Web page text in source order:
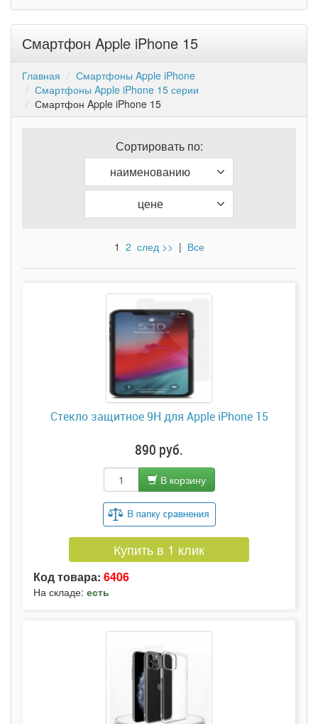
Смартфон Apple iPhone 15
Главная
Смартфоны Apple iPhone
Смартфоны Apple iPhone 15 серии
Смартфон Apple iPhone 15
Сортировать по:
наименованию
цене
1 2 след >> | Все
Стекло защитное 9H для Apple iPhone 15
890 руб.
В корзину
Купить в 1 клик
Код товара: 6406
На складе: есть